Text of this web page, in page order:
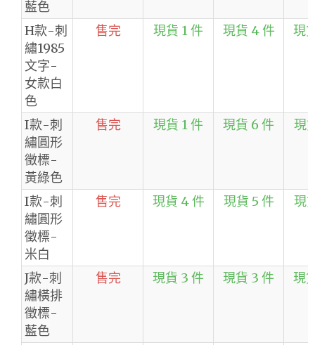
藍色
H款-刺
繡1985
文字-
女款白
色
售完 現貨 1 件 現貨 4 件 現
I款-刺
繡圓形
徵標-
黃綠色
售完 現貨 1 件 現貨 6 件 現
I款-刺
繡圓形
徵標-
米白
售完 現貨 4 件 現貨 5 件 現
J款-刺
繡橫排
徵標-
藍色
售完 現貨 3 件 現貨 3 件 現